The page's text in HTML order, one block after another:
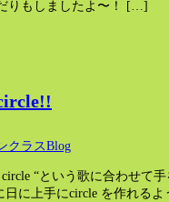
りもしましたよ〜！ […]
クラスBlog
circle “という歌に合わせて
に上手にcircle を作れるよ